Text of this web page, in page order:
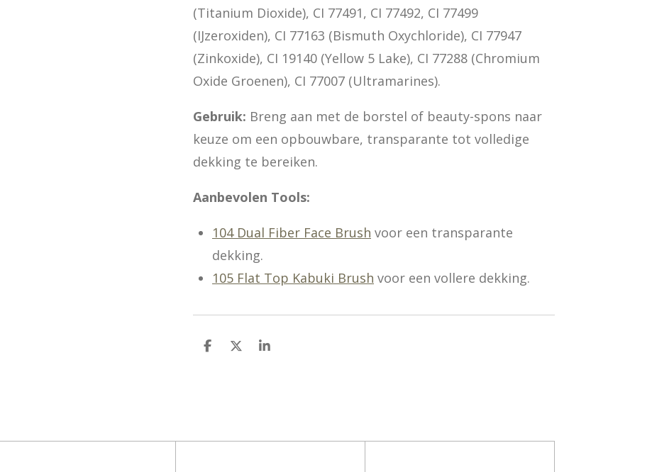
(Titanium Dioxide), CI 77491, CI 77492, CI 77499
(IJzeroxiden), CI 77163 (Bismuth Oxychloride), CI 77947
(Zinkoxide), CI 19140 (Yellow 5 Lake), CI 77288 (Chromium
Oxide Groenen), CI 77007 (Ultramarines).
Gebruik: Breng aan met de borstel of beauty-spons naar
keuze om een opbouwbare, transparante tot volledige
dekking te bereiken.
Aanbevolen Tools:
104 Dual Fiber Face Brush voor een transparante
dekking.
105 Flat Top Kabuki Brush voor een vollere dekking.
D
D
S